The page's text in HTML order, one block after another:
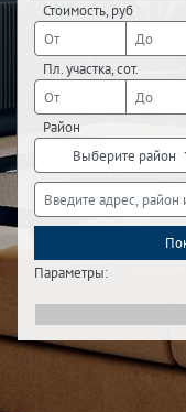
Стоимость, руб
Пл. участка, сот.
Район
Выберите район
Параметры: